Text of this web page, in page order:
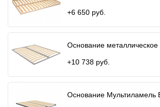
+6 650 руб.
Основание металлическое
+10 738 руб.
Основание Мультиламель